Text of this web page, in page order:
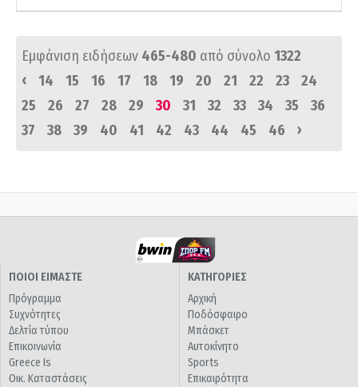
Εμφάνιση ειδήσεων 465-480 από σύνολο 1322
‹
14 15 16 17 18 19 20 21 22 23
24
25
26 27 28 29 30 31 32 33 34 35
36
37
38 39 40 41 42 43 44 45 46 ›
ΠΟΙΟΙ ΕΙΜΑΣΤΕ
Πρόγραμμα
Συχνότητες
Δελτία τύπου
Επικοινωνία
Greece Is
Οικ. Καταστάσεις
ΚΑΤΗΓΟΡΙΕΣ
Αρχική
Ποδόσφαιρο
Μπάσκετ
Αυτοκίνητο
Sports
Επικαιρότητα